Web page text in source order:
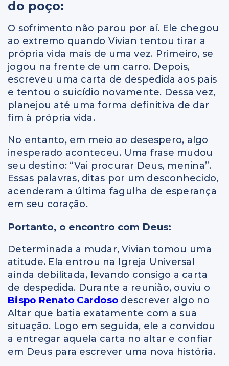
do poço:
O sofrimento não parou por aí. Ele chegou
ao extremo quando Vivian tentou tirar a
própria vida mais de uma vez. Primeiro, se
jogou na frente de um carro. Depois,
escreveu uma carta de despedida aos pais
e tentou o suicídio novamente. Dessa vez,
planejou até uma forma definitiva de dar
fim à própria vida.
No entanto, em meio ao desespero, algo
inesperado aconteceu. Uma frase mudou
seu destino: “Vai procurar Deus, menina”.
Essas palavras, ditas por um desconhecido,
acenderam a última fagulha de esperança
em seu coração.
Portanto, o encontro com Deus:
Determinada a mudar, Vivian tomou uma
atitude. Ela entrou na Igreja Universal
ainda debilitada, levando consigo a carta
de despedida. Durante a reunião, ouviu o
Bispo Renato Cardoso descrever algo no
Altar que batia exatamente com a sua
situação. Logo em seguida, ele a convidou
a entregar aquela carta no altar e confiar
em Deus para escrever uma nova história.